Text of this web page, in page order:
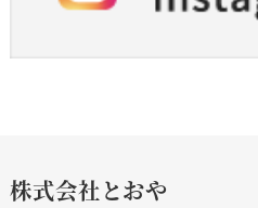
株式会社とおや